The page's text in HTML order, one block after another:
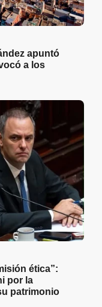
apuntó
a los
ética”:
por la
patrimonio